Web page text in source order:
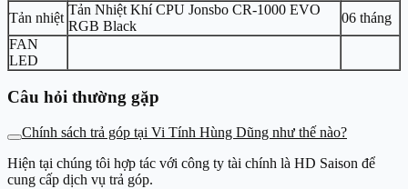
Tản nhiệt
Tản Nhiệt Khí CPU Jonsbo CR-1000 EVO
RGB Black
06 tháng
FAN
LED
Câu hỏi thường gặp
Chính sách trả góp tại Vi Tính Hùng Dũng như thế nào?
Hiện tại chúng tôi hợp tác với công ty tài chính là HD Saison để
cung cấp dịch vụ trả góp.